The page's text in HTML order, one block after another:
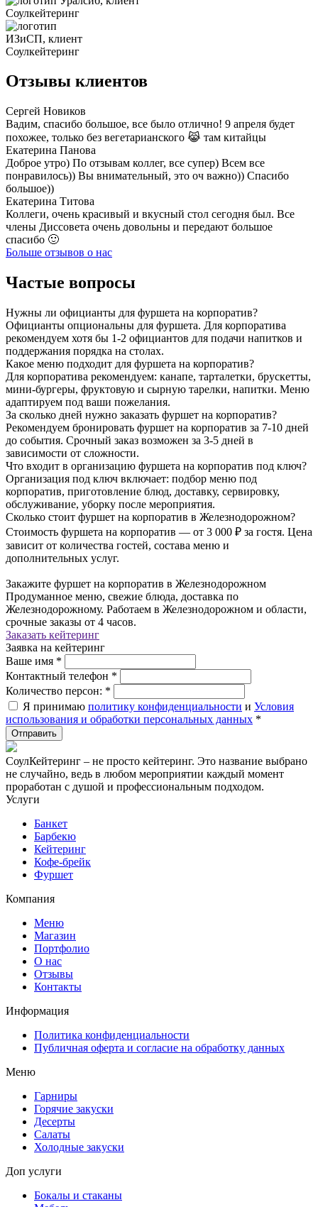
Отзывы клиентов
Сергей Новиков
Вадим, спасибо большое, все было отлично! 9 апреля будет
похожее, только без вегетарианского 😹 там китайцы
Екатерина Панова
Доброе утро) По отзывам коллег, все супер) Всем все
понравилось)) Вы внимательный, это оч важно)) Спасибо
большое))
Екатерина Титова
Коллеги, очень красивый и вкусный стол сегодня был. Все
члены Диссовета очень довольны и передают большое
спасибо 🙂
Больше отзывов о нас
Частые вопросы
Нужны ли официанты для фуршета на корпоратив?
Официанты опциональны для фуршета. Для корпоратива
рекомендуем хотя бы 1-2 официантов для подачи напитков и
поддержания порядка на столах.
Какое меню подходит для фуршета на корпоратив?
Для корпоратива рекомендуем: канапе, тарталетки, брускетты,
мини-бургеры, фруктовую и сырную тарелки, напитки. Меню
адаптируем под ваши пожелания.
За сколько дней нужно заказать фуршет на корпоратив?
Рекомендуем бронировать фуршет на корпоратив за 7-10 дней
до события. Срочный заказ возможен за 3-5 дней в
зависимости от сложности.
Что входит в организацию фуршета на корпоратив под ключ?
Организация под ключ включает: подбор меню под
корпоратив, приготовление блюд, доставку, сервировку,
обслуживание, уборку после мероприятия.
Сколько стоит фуршет на корпоратив в Железнодорожном?
Стоимость фуршета на корпоратив — от 3 000 ₽ за гостя. Цена
зависит от количества гостей, состава меню и
дополнительных услуг.
Закажите фуршет на корпоратив в Железнодорожном
Продуманное меню, свежие блюда, доставка по
Железнодорожному. Работаем в Железнодорожном и области,
срочные заказы от 4 часов.
Заказать кейтеринг
Заявка на кейтеринг
Ваше имя *
Контактный телефон *
Количество персон: *
Я принимаю политику конфиденциальности и Условия
использования и обработки персональных данных *
СоулКейтеринг – не просто кейтеринг. Это название выбрано
не случайно, ведь в любом мероприятии каждый момент
проработан с душой и профессиональным подходом.
Услуги
Банкет
Барбекю
Кейтеринг
Кофе-брейк
Фуршет
Компания
Меню
Магазин
Портфолио
О нас
Отзывы
Контакты
Информация
Политика конфиденциальности
Публичная оферта и согласие на обработку данных
Меню
Гарниры
Горячие закуски
Десерты
Салаты
Холодные закуски
Доп услуги
Бокалы и стаканы